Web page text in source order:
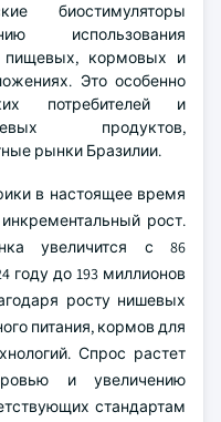
биостимуляторы
использования
пищевых, кормовых и
Это особенно
потребителей и
продуктов,
рынки Бразилии.
в настоящее время
рост.
увеличится с 86
году до 193 миллионов
росту нишевых
питания, кормов для
Спрос растет
и увеличению
стандартам